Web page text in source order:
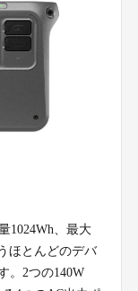
1024Wh、最大
ほとんどのデバ
。2つの140W